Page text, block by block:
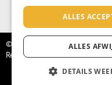
© Living Fair 2022 –
Retourbeleid |
ALLES
ALLES
DETAILS